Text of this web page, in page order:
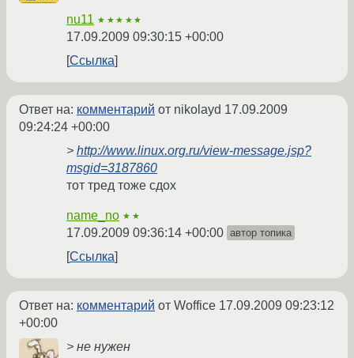
nu11 ★★★★★
17.09.2009 09:30:15 +00:00
Ссылка
Ответ на: комментарий от nikolayd 17.09.2009
09:24:24 +00:00
> http://www.linux.org.ru/view-message.jsp?
msgid=3187860
тот тред тоже сдох
name_no ★★
17.09.2009 09:36:14 +00:00 автор топика
Ссылка
Ответ на: комментарий от Woffice 17.09.2009 09:23:12
+00:00
> не нужен